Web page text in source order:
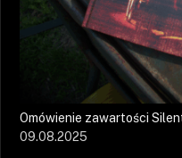
Omówienie zawartości
09.08.2025